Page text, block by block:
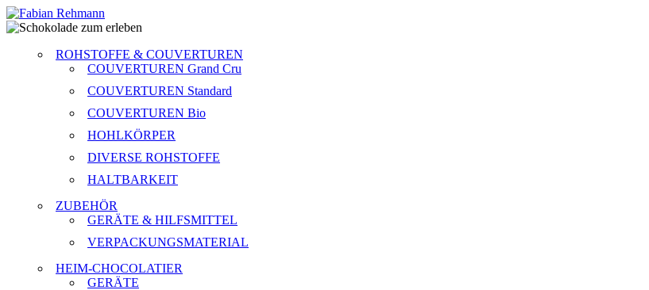
ROHSTOFFE & COUVERTUREN
COUVERTUREN Grand Cru
COUVERTUREN Standard
COUVERTUREN Bio
HOHLKÖRPER
DIVERSE ROHSTOFFE
HALTBARKEIT
ZUBEHÖR
GERÄTE & HILFSMITTEL
VERPACKUNGSMATERIAL
HEIM-CHOCOLATIER
GERÄTE